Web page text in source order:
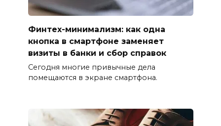
Финтех-минимализм: как одна
кнопка в смартфоне заменяет
визиты в банки и сбор справок
Сегодня многие привычные дела
помещаются в экране смартфона.